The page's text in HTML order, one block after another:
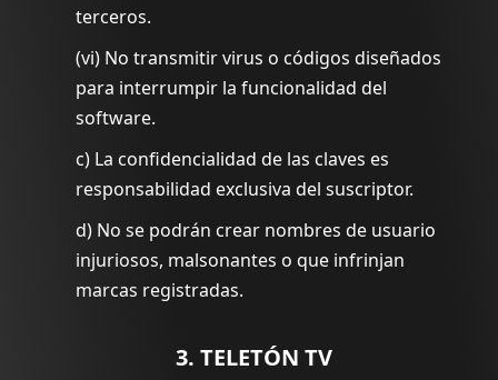
terceros.
(vi) No transmitir virus o códigos diseñados
para interrumpir la funcionalidad del
software.
c) La confidencialidad de las claves es
responsabilidad exclusiva del suscriptor.
d) No se podrán crear nombres de usuario
injuriosos, malsonantes o que infrinjan
marcas registradas.
3. TELETÓN TV